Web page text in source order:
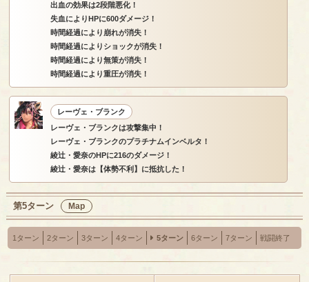
出血の効果は2段階悪化！
失血によりHPに600ダメージ！
時間経過により崩れが消失！
時間経過によりショックが消失！
時間経過により無策が消失！
時間経過により重圧が消失！
レーヴェ・ブランク
レーヴェ・ブランクは攻撃集中！
レーヴェ・ブランクのプラチナムインベルタ！
綾辻・愛奈のHPに216のダメージ！
綾辻・愛奈は【体勢不利】に抵抗した！
第5ターン Map
1ターン 2ターン 3ターン 4ターン 5ターン 6ターン 7ターン 戦闘終了